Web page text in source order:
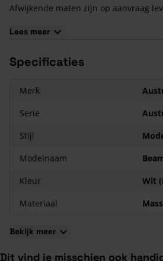
Afwijkende maten zijn op aanvraag
Facet geslepen glas en glas in lood
Lees meer
Specificaties
Merk
Serie
Stijl
Modelnaam
Kleur
Wit
Materiaal
Bekijk meer
Dit vind je misschien ook